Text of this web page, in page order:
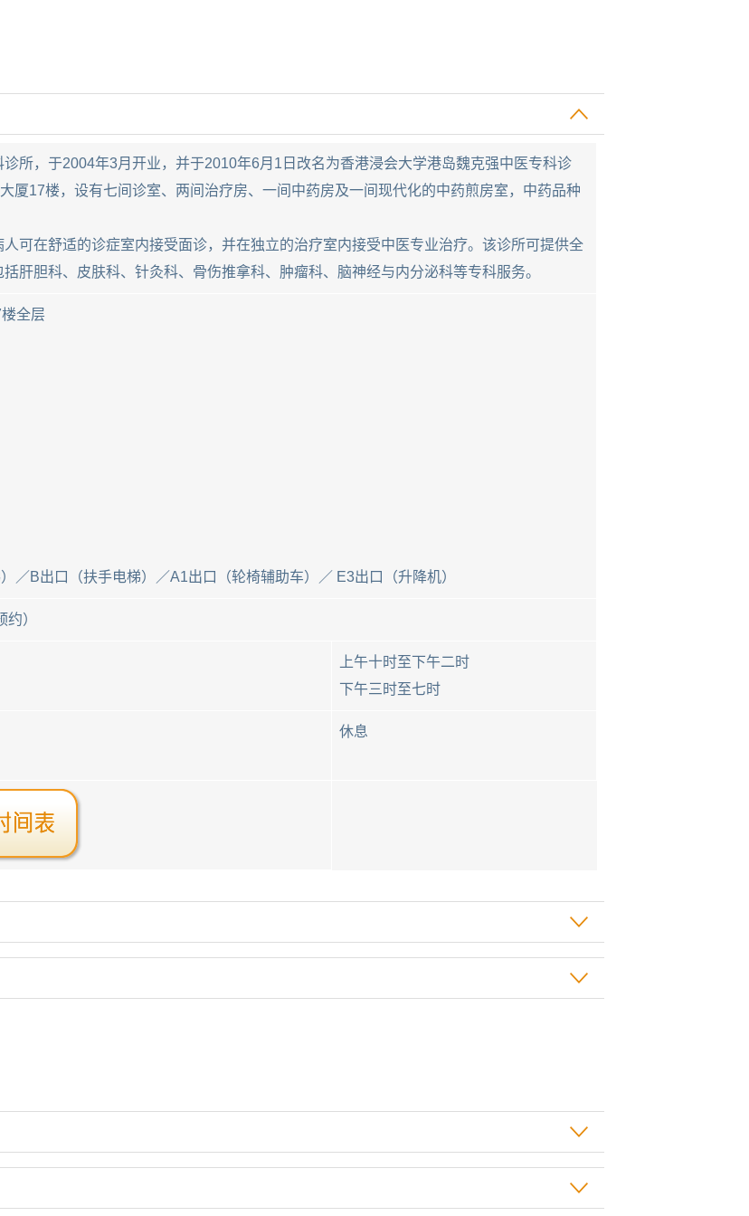
所，于2004年3月开业，并于2010年6月1日改名为香港浸会大学港岛魏克强中医专科诊
厦17楼，设有七间诊室、两间治疗房、一间中药房及一间现代化的中药煎房室，中药品种
可在舒适的诊症室内接受面诊，并在独立的治疗室内接受中医专业治疗。该诊所可提供全
肝胆科、皮肤科、针灸科、骨伤推拿科、肿瘤科、脑神经与内分泌科等专科服务。
全层
／B出口（扶手电梯）／A1出口（轮椅辅助车）／ E3出口（升降机）
）
上午十时至下午二时
下午三时至七时
休息